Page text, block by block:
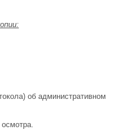
об административном